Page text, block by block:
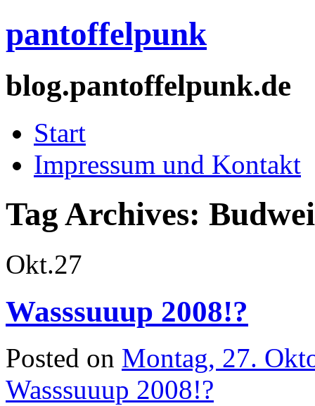
pantoffelpunk
blog.pantoffelpunk.de
Start
Impressum und Kontakt
Tag Archives:
Okt.27
Wasssuuup 2008!?
Posted on Montag, 27.
Wasssuuup 2008!?